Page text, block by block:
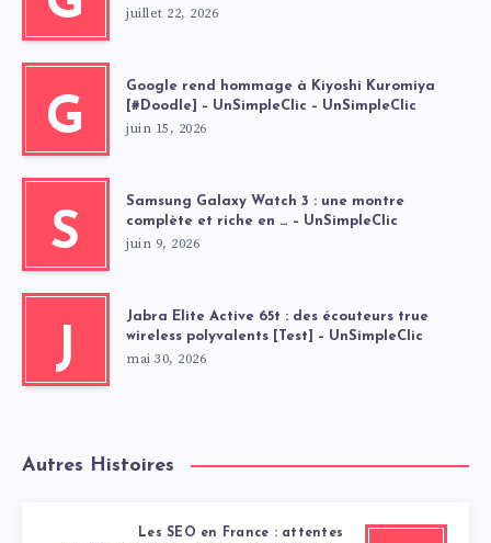
juillet 22, 2026
G
Google rend hommage à Kiyoshi Kuromiya
[#Doodle] – UnSimpleClic – UnSimpleClic
juin 15, 2026
S
Samsung Galaxy Watch 3 : une montre
complète et riche en … – UnSimpleClic
juin 9, 2026
J
Jabra Elite Active 65t : des écouteurs true
wireless polyvalents [Test] – UnSimpleClic
mai 30, 2026
Autres Histoires
Les SEO en France : attentes